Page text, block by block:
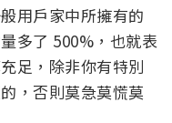
用戶家中所擁有的
多了 500%，也就表
足，除非你有特別
，否則莫急莫慌莫